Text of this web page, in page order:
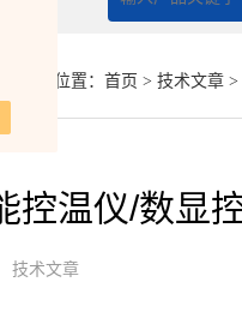
你的位置： 首页 > 技术文章>
控温仪/数显
技术文章